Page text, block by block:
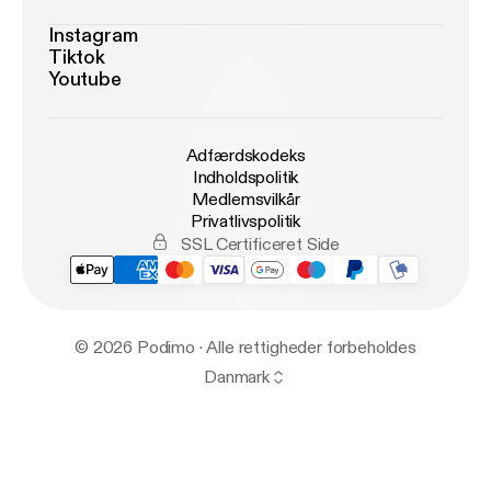
Instagram
Tiktok
Youtube
Adfærdskodeks
Indholdspolitik
Medlemsvilkår
Privatlivspolitik
SSL Certificeret Side
© 2026 Podimo · Alle rettigheder forbeholdes
Danmark